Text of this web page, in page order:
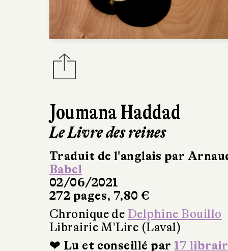
Joumana Haddad
Le Livre des reines
Traduit de l'anglais par
Babel
02/06/2021
272 pages, 7,80 €
Chronique de Delphine Bouillo
Librairie M'Lire (Laval)
❤ Lu et conseillé par 17